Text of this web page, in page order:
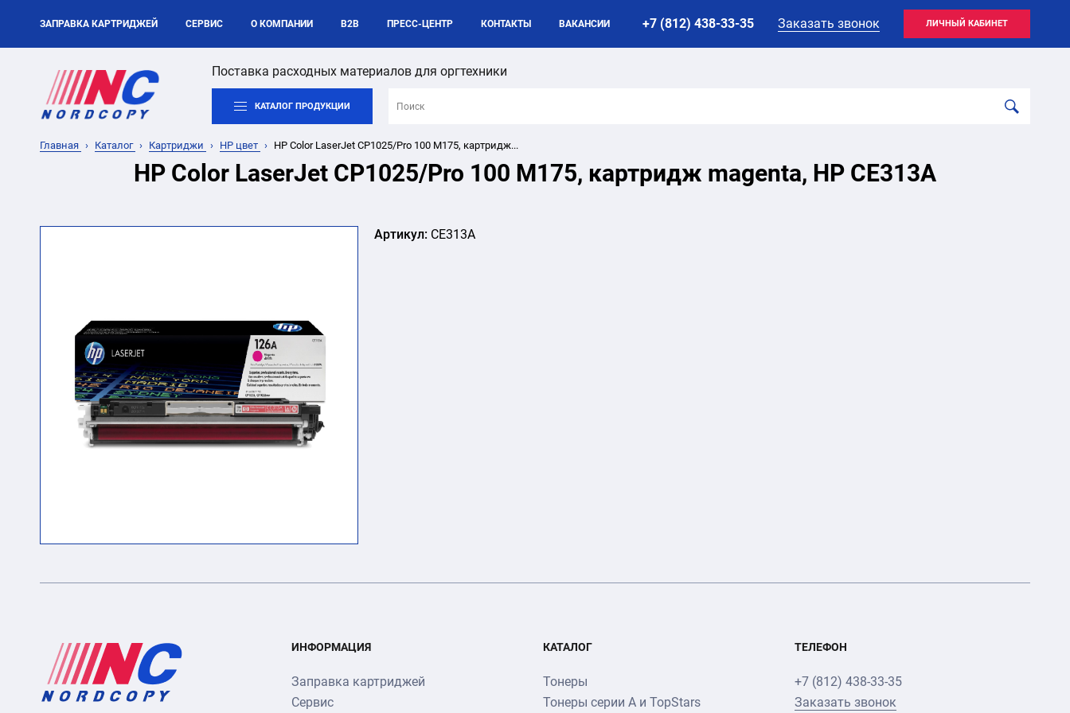
ЗАПРАВКА КАРТРИДЖЕЙ СЕРВИС О КОМПАНИИ B2B ПРЕСС-ЦЕНТР КОНТАКТЫ ВАКАНСИИ +7 (812) 438-33-35 Заказать звонок ЛИЧНЫЙ КАБИНЕТ
Поставка расходных материалов для оргтехники
КАТАЛОГ ПРОДУКЦИИ
Главная Каталог Картриджи HP цвет HP Color LaserJet CP1025/Pro 100 M175, картридж...
HP Color LaserJet CP1025/Pro 100 M175, картридж magenta, HP CE313A
Артикул: CE313A
ИНФОРМАЦИЯ
Заправка картриджей
Сервис
КАТАЛОГ
Тонеры
Тонеры серии А и TopStars
ТЕЛЕФОН
+7 (812) 438-33-35
Заказать звонок